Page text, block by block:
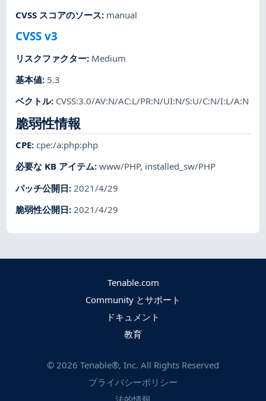
CVSS スコアのソース: manual
CVSS v3
リスクファクター: Medium
基本値: 5.3
ベクトル: CVSS:3.0/AV:N/AC:L/PR:N/UI:N/S:U/C:N/I:L/A:N
脆弱性情報
CPE:cpe:/a:php:php
必要な KB アイテム:www/PHP, installed_sw/PHP
パッチ公開日: 2021/4/29
脆弱性公開日: 2021/4/29
Tenable.com
Community とサポート
ドキュメント
教育
© 2026 Tenable®, Inc. All Rights Reserved
プライバシーポリシー